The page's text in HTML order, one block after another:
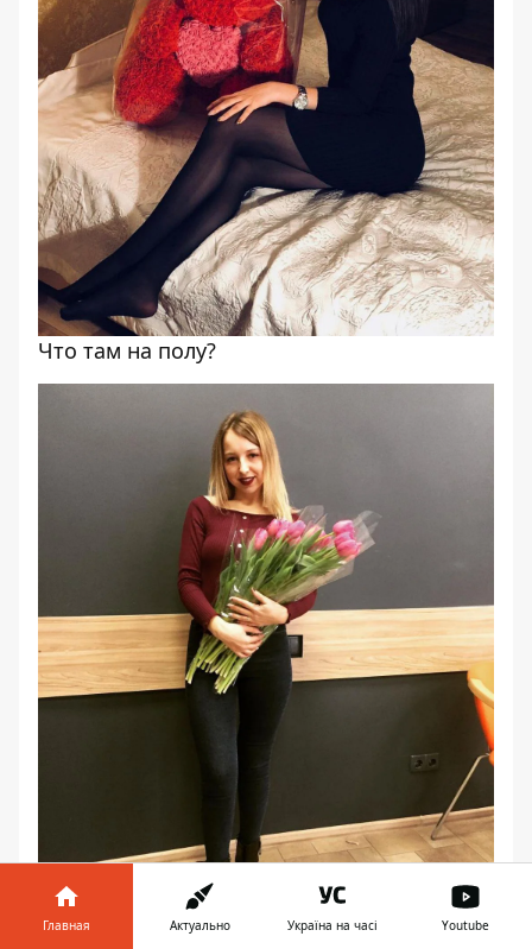
Что там на полу?
Главная Актуально Україна на часі Youtube